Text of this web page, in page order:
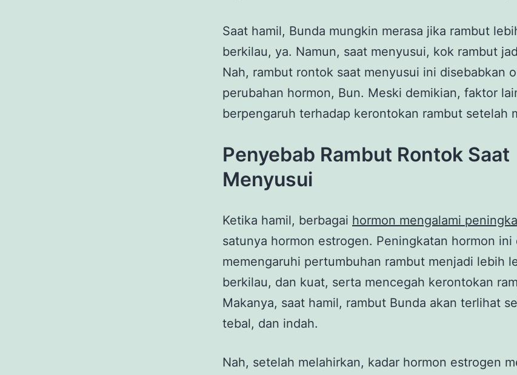
Saat hamil, Bunda mungkin merasa jika rambut
berkilau, ya. Namun, saat menyusui, kok rambut
Nah, rambut rontok saat menyusui ini disebabkan
perubahan hormon, Bun. Meski demikian, faktor
berpengaruh terhadap kerontokan rambut setelah
Penyebab Rambut Rontok Saat
Menyusui
Ketika hamil, berbagai hormon mengalami
satunya hormon estrogen. Peningkatan hormon ini
memengaruhi pertumbuhan rambut menjadi lebih
berkilau, dan kuat, serta mencegah kerontokan
Makanya, saat hamil, rambut Bunda akan terlihat
tebal, dan indah.
Nah, setelah melahirkan, kadar hormon estrogen